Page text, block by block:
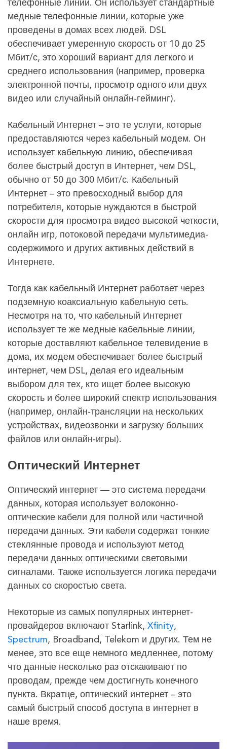
телефонные линии. Он использует стандартные
медные телефонные линии, которые уже
проведены в домах всех людей. DSL
обеспечивает умеренную скорость от 10 до 25
Мбит/с, это хороший вариант для легкого и
среднего использования (например, проверка
электронной почты, просмотр одного или двух
видео или случайный онлайн-гейминг).
Кабельный Интернет – это те услуги, которые
предоставляются через кабельный модем. Он
использует кабельную линию, обеспечивая
более быстрый доступ в Интернет, чем DSL,
обычно от 50 до 300 Мбит/с. Кабельный
Интернет – это превосходный выбор для
потребителя, которые нуждаются в быстрой
скорости для просмотра видео высокой четкости,
онлайн игр, потоковой передачи мультимедиа-
содержимого и других активных действий в
Интернете.
Тогда как кабельный Интернет работает через
подземную коаксиальную кабельную сеть.
Несмотря на то, что кабельный Интернет
использует те же медные кабельные линии,
которые доставляют кабельное телевидение в
дома, их модем обеспечивает более быстрый
интернет, чем DSL, делая его идеальным
выбором для тех, кто ищет более высокую
скорость и более широкий спектр использования
(например, онлайн-трансляции на нескольких
устройствах, видеозвонки и загрузку больших
файлов или онлайн-игры).
Оптический Интернет
Оптический интернет — это система передачи
данных, которая использует волоконно-
оптические кабели для полной или частичной
передачи данных. Эти кабели содержат тонкие
стеклянные провода и используют метод
передачи данных оптическими световыми
сигналами. Также используется логика передачи
данных со скоростью света.
Некоторые из самых популярных интернет-
провайдеров включают Starlink, Xfinity,
Spectrum, Broadband, Telekom и других. Тем не
менее, это все еще немного медленнее, потому
что данные несколько раз отскакивают по
проводам, прежде чем достигнуть конечного
пункта. Вкратце, оптический интернет – это
самый быстрый способ доступа в интернет в
наше время.